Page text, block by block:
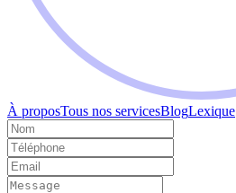
À proposTous nos servicesBlogLexique